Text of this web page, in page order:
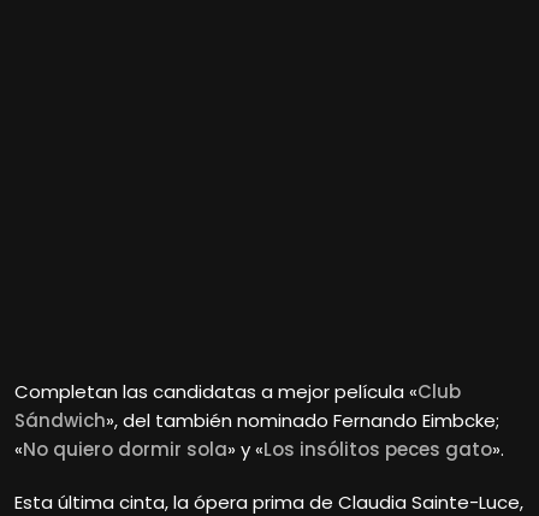
Completan las candidatas a mejor película «Club
Sándwich», del también nominado Fernando Eimbcke;
«No quiero dormir sola» y «Los insólitos peces gato».
Esta última cinta, la ópera prima de Claudia Sainte-Luce,